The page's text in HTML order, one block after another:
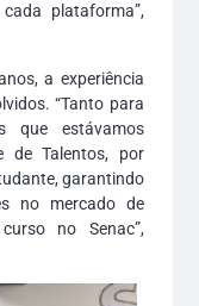
plataforma”,
a experiência
“Tanto para
que estávamos
de Talentos, por
garantindo
no mercado de
no Senac”,